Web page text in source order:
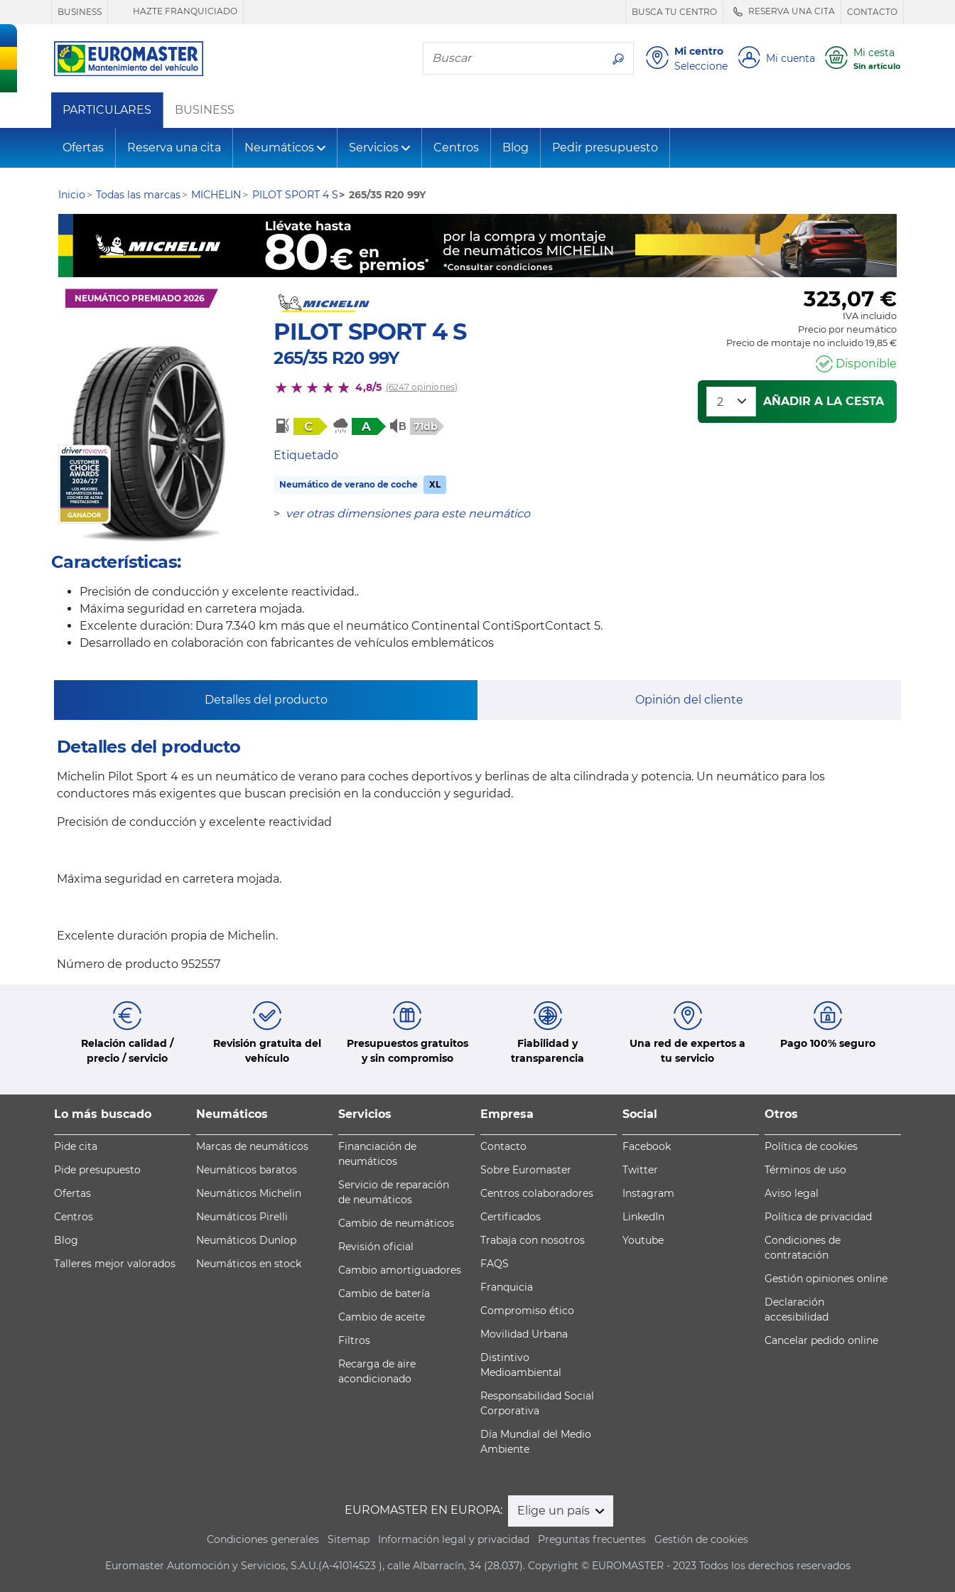
BUSINESS HAZTE FRANQUICIADO BUSCA TU CENTRO RESERVA UNA CITA CONTACTO
Busca tu neumático
Mi centro
Seleccione
Mi cuenta Mi cesta
Sin artículo
PARTICULARES BUSINESS
Ofertas Reserva una cita Neumáticos Servicios Centros Blog Pedir presupuesto
Inicio Todas las marcas MICHELIN PILOT SPORT 4 S 265/35 R20 99Y
NEUMÁTICO PREMIADO 2026
PILOT SPORT 4 S
265/35 R20 99Y
4,8/5 (6247 opiniones)
C A 71db
Etiquetado
Neumático de verano de coche XL
> ver otras dimensiones para este neumático
323,07 €
IVA incluido
Precio por neumático
Precio de montaje no incluido 19,85 €
Disponible
AÑADIR A LA CESTA
Características:
Precisión de conducción y excelente reactividad..
Máxima seguridad en carretera mojada.
Excelente duración: Dura 7.340 km más que el neumático Continental ContiSportContact 5.
Desarrollado en colaboración con fabricantes de vehículos emblemáticos
Detalles del producto Opinión del cliente
Detalles del producto
Michelin Pilot Sport 4 es un neumático de verano para coches deportivos y berlinas de alta cilindrada y potencia. Un neumático para los
conductores más exigentes que buscan precisión en la conducción y seguridad.
Precisión de conducción y excelente reactividad
Máxima seguridad en carretera mojada.
Excelente duración propia de Michelin.
Número de producto 952557
Relación calidad /
precio / servicio
Revisión gratuita del
vehículo
Presupuestos gratuitos
y sin compromiso
Fiabilidad y
transparencia
Una red de expertos a
tu servicio
Pago 100% seguro
Lo más buscado
Pide cita
Pide presupuesto
Ofertas
Centros
Blog
Talleres mejor valorados
Neumáticos
Marcas de neumáticos
Neumáticos baratos
Neumáticos Michelin
Neumáticos Pirelli
Neumáticos Dunlop
Neumáticos en stock
Servicios
Financiación de
neumáticos
Servicio de reparación
de neumáticos
Cambio de neumáticos
Revisión oficial
Cambio amortiguadores
Cambio de batería
Cambio de aceite
Filtros
Recarga de aire
acondicionado
Empresa
Contacto
Sobre Euromaster
Centros colaboradores
Certificados
Trabaja con nosotros
FAQS
Franquicia
Compromiso ético
Movilidad Urbana
Distintivo
Medioambiental
Responsabilidad Social
Corporativa
Día Mundial del Medio
Ambiente
Social
Facebook
Twitter
Instagram
LinkedIn
Youtube
Otros
Política de cookies
Términos de uso
Aviso legal
Política de privacidad
Condiciones de
contratación
Gestión opiniones online
Declaración
accesibilidad
Cancelar pedido online
EUROMASTER EN EUROPA: Elige un país
Condiciones generales Sitemap Información legal y privacidad Preguntas frecuentes Gestión de cookies
Euromaster Automoción y Servicios, S.A.U.(A-41014523 ), calle Albarracín, 34 (28.037). Copyright © EUROMASTER - 2023 Todos los derechos reservados